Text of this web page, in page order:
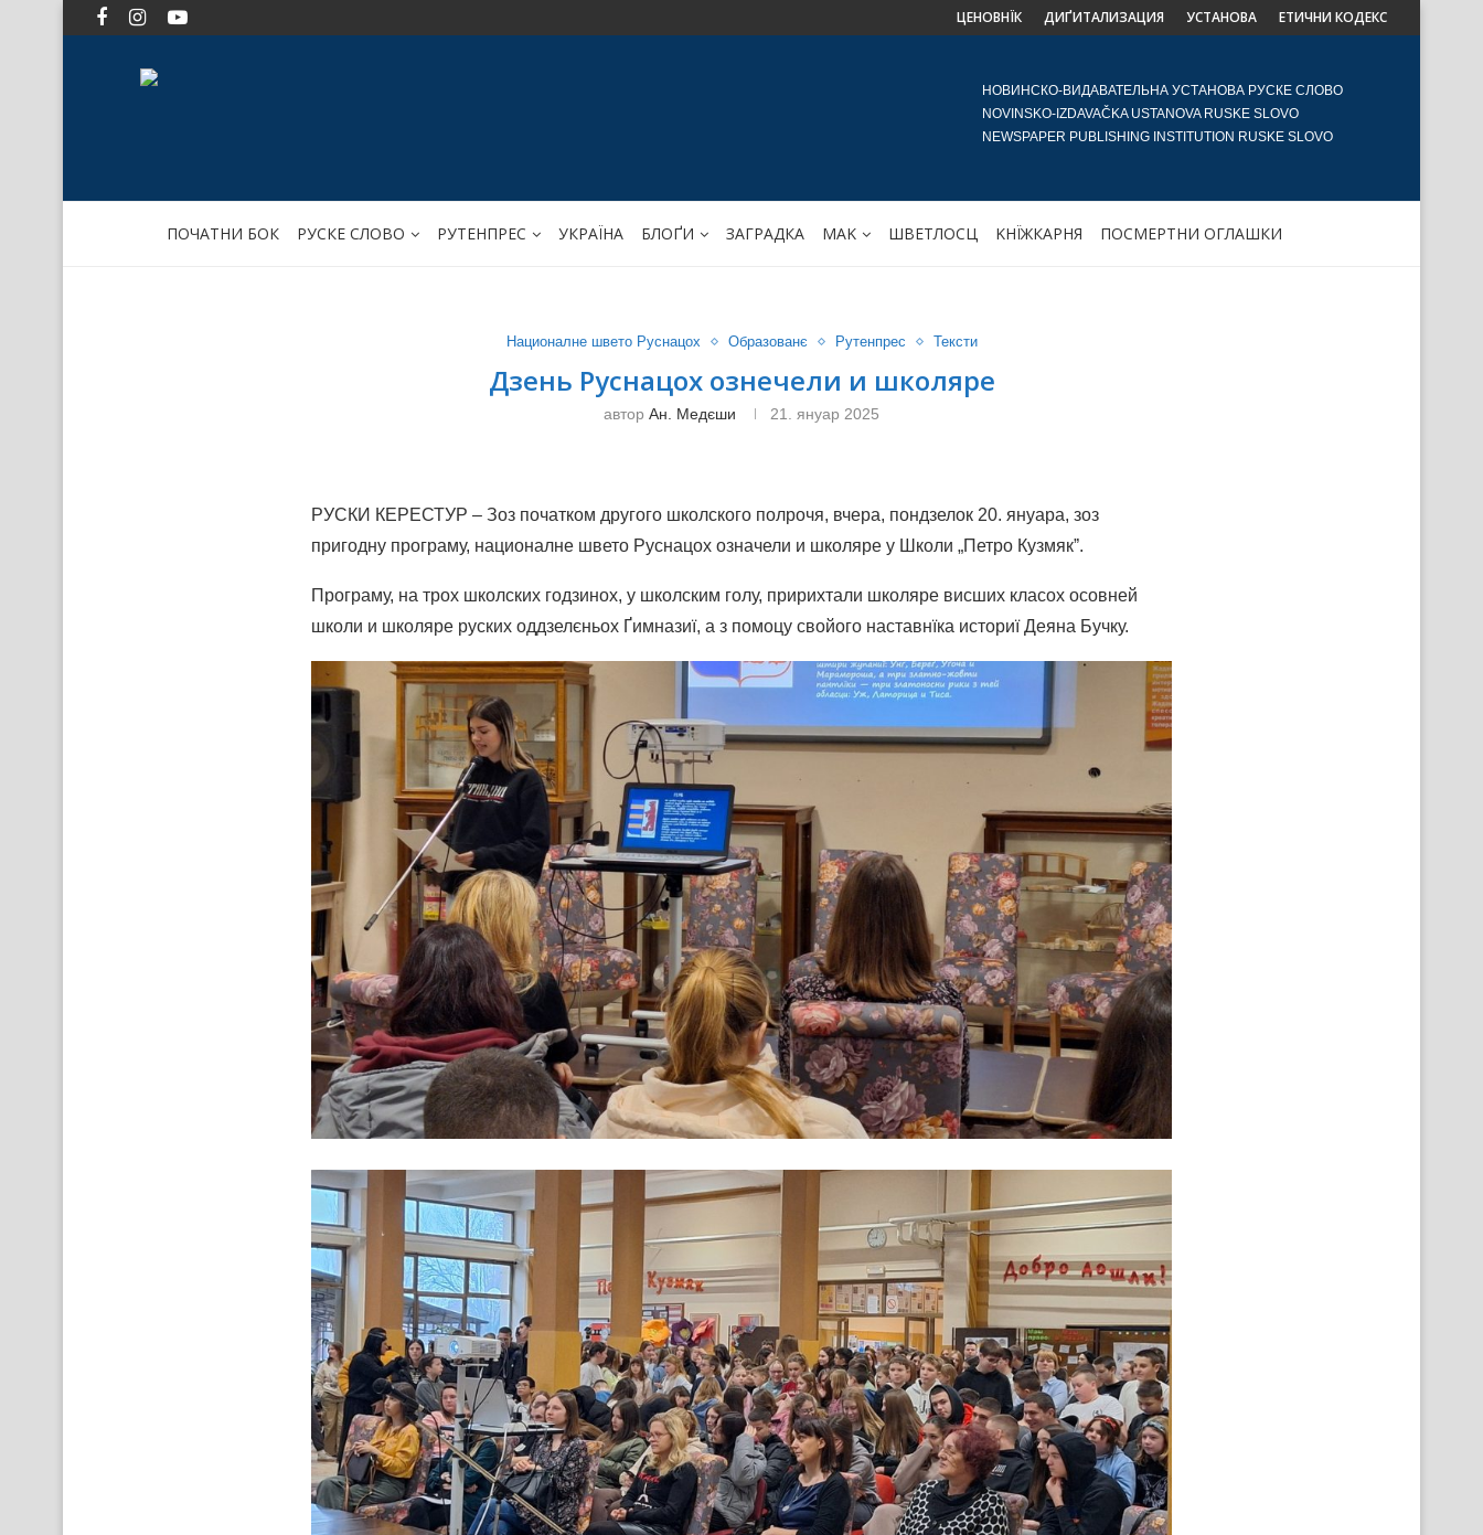
ЦЕНОВНЇК ДИҐИТАЛИЗАЦИЯ УСТАНОВА ЕТИЧНИ КОДЕКС
НОВИНСКО-ВИДАВАТЕЛЬНА УСТАНОВА РУСКЕ СЛОВО
NOVINSKO-IZDAVAČKA USTANOVA RUSKE SLOVO
NEWSPAPER PUBLISHING INSTITUTION RUSKE SLOVO
ПОЧАТНИ БОК РУСКЕ СЛОВО РУТЕНПРЕС УКРАЇНА БЛОҐИ ЗАГРАДКА МАK ШВЕТЛОСЦ KНЇЖКАРНЯ ПОСМЕРТНИ ОГЛАШКИ
Националне швето Руснацох Образованє Рутенпрес Тексти
Дзень Руснацох ознечели и школяре
автор Ан. Медєши 21. януар 2025
РУСКИ КЕРЕСТУР – Зоз початком другого школского полрочя, вчера, пондзелок 20. януара, зоз
пригодну програму, националне швето Руснацох означели и школяре у Школи „Петро Кузмякˮ.
Програму, на трох школских годзинох, у школским голу, пририхтали школяре висших класох осовней
школи и школяре руских оддзелєньох Ґимназиї, а з помоцу свойого наставнїка историї Деяна Бучку.